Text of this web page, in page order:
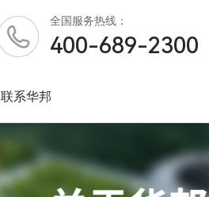
全国 服务热线：
400-689-2300
联系华邦